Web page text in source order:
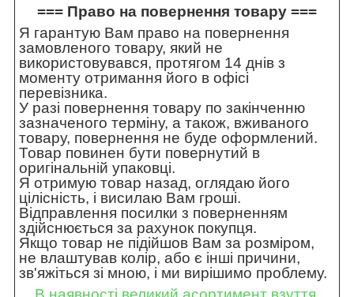
=== Право на повернення товару ===
Я гарантую Вам право на повернення
замовленого товару, який не
використовувався, протягом 14 днів з
моменту отримання його в офісі
перевізника.
У разі повернення товару по закінченню
зазначеного терміну, а також, вживаного
товару, повернення не буде оформлений.
Товар повинен бути повернутий в
оригінальній упаковці.
Я отримую товар назад, оглядаю його
цілісність, і висилаю Вам гроші.
Відправлення посилки з поверненням
здійснюється за рахунок покупця.
Якщо товар не підійшов Вам за розміром,
не влаштував колір, або є інші причини,
зв'яжіться зі мною, і ми вирішимо проблему.